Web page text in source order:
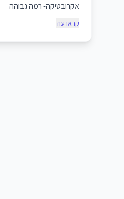
אקרובטיקה- רמה גבוהה
קראו עוד